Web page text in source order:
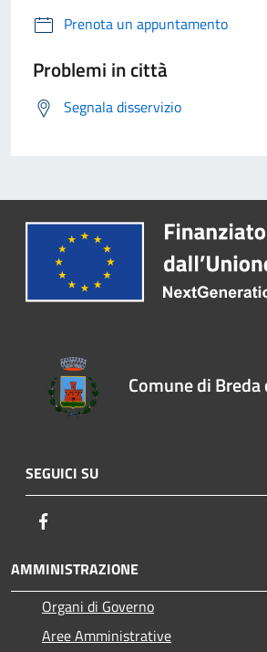
Prenota un appuntamento
Problemi in città
Segnala disservizio
Comune di Breda
SEGUICI SU
AMMINISTRAZIONE
Organi di Governo
Aree Amministrative